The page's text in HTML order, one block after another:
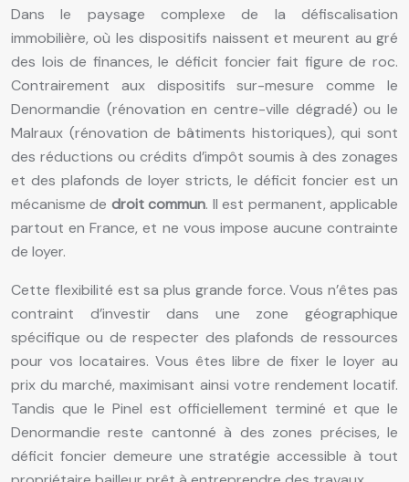
Dans le paysage complexe de la défiscalisation
immobilière, où les dispositifs naissent et meurent au gré
des lois de finances, le déficit foncier fait figure de roc.
Contrairement aux dispositifs sur-mesure comme le
Denormandie (rénovation en centre-ville dégradé) ou le
Malraux (rénovation de bâtiments historiques), qui sont
des réductions ou crédits d’impôt soumis à des zonages
et des plafonds de loyer stricts, le déficit foncier est un
mécanisme de droit commun. Il est permanent, applicable
partout en France, et ne vous impose aucune contrainte
de loyer.
Cette flexibilité est sa plus grande force. Vous n’êtes pas
contraint d’investir dans une zone géographique
spécifique ou de respecter des plafonds de ressources
pour vos locataires. Vous êtes libre de fixer le loyer au
prix du marché, maximisant ainsi votre rendement locatif.
Tandis que le Pinel est officiellement terminé et que le
Denormandie reste cantonné à des zones précises, le
déficit foncier demeure une stratégie accessible à tout